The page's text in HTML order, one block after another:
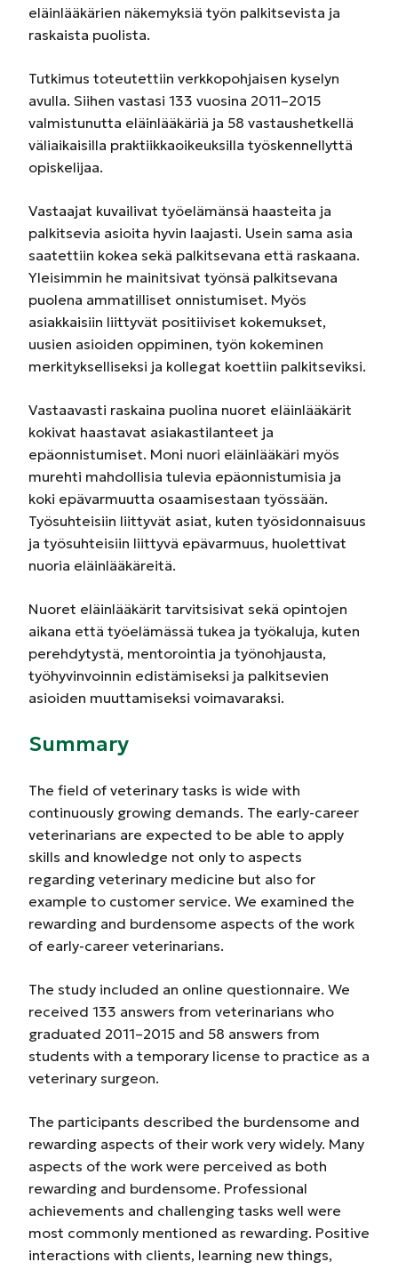
eläinlääkärien näkemyksiä työn palkitsevista ja
raskaista puolista.
Tutkimus toteutettiin verkkopohjaisen kyselyn
avulla. Siihen vastasi 133 vuosina 2011–2015
valmistunutta eläinlääkäriä ja 58 vastaushetkellä
väliaikaisilla praktiikkaoikeuksilla työskennellyttä
opiskelijaa.
Vastaajat kuvailivat työelämänsä haasteita ja
palkitsevia asioita hyvin laajasti. Usein sama asia
saatettiin kokea sekä palkitsevana että raskaana.
Yleisimmin he mainitsivat työnsä palkitsevana
puolena ammatilliset onnistumiset. Myös
asiakkaisiin liittyvät positiiviset kokemukset,
uusien asioiden oppiminen, työn kokeminen
merkitykselliseksi ja kollegat koettiin palkitseviksi.
Vastaavasti raskaina puolina nuoret eläinlääkärit
kokivat haastavat asiakastilanteet ja
epäonnistumiset. Moni nuori eläinlääkäri myös
murehti mahdollisia tulevia epäonnistumisia ja
koki epävarmuutta osaamisestaan työssään.
Työsuhteisiin liittyvät asiat, kuten työsidonnaisuus
ja työsuhteisiin liittyvä epävarmuus, huolettivat
nuoria eläinlääkäreitä.
Nuoret eläinlääkärit tarvitsisivat sekä opintojen
aikana että työelämässä tukea ja työkaluja, kuten
perehdytystä, mentorointia ja työnohjausta,
työhyvinvoinnin edistämiseksi ja palkitsevien
asioiden muuttamiseksi voimavaraksi.
Summary
The field of veterinary tasks is wide with
continuously growing demands. The early-career
veterinarians are expected to be able to apply
skills and knowledge not only to aspects
regarding veterinary medicine but also for
example to customer service. We examined the
rewarding and burdensome aspects of the work
of early-career veterinarians.
The study included an online questionnaire. We
received 133 answers from veterinarians who
graduated 2011–2015 and 58 answers from
students with a temporary license to practice as a
veterinary surgeon.
The participants described the burdensome and
rewarding aspects of their work very widely. Many
aspects of the work were perceived as both
rewarding and burdensome. Professional
achievements and challenging tasks well were
most commonly mentioned as rewarding. Positive
interactions with clients, learning new things,